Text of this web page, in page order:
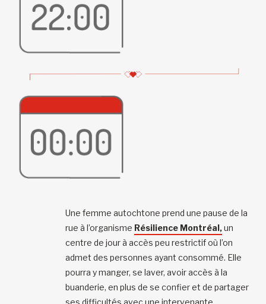
Une femme autochtone prend une pause de la
rue à l’organisme Résilience Montréal,un
centre de jour à accès peu restrictif où l’on
admet des personnes ayant consommé. Elle
pourra y manger, se laver, avoir accès à la
buanderie, en plus de se confier et de partager
ses difficultés avec une intervenante